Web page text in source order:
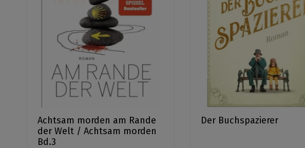
Achtsam morden am Rande
der Welt / Achtsam morden
Bd.3
Der Buchspazierer